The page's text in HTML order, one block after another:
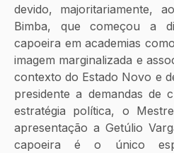
devido, majoritariamente,
Bimba, que começou a
capoeira em academias
imagem marginalizada e
contexto do Estado Novo e
presidente a demandas de
estratégia política, o
apresentação a Getúlio
capoeira é o único